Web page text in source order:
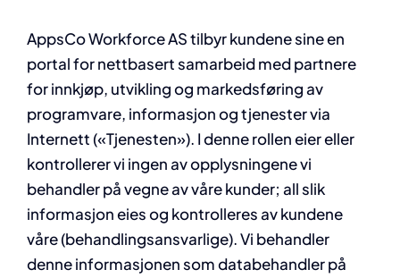
AppsCo Workforce AS tilbyr kundene sine en
portal for nettbasert samarbeid med partnere
for innkjøp, utvikling og markedsføring av
programvare, informasjon og tjenester via
Internett («Tjenesten»). I denne rollen eier eller
kontrollerer vi ingen av opplysningene vi
behandler på vegne av våre kunder; all slik
informasjon eies og kontrolleres av kundene
våre (behandlingsansvarlige). Vi behandler
denne informasjonen som databehandler på